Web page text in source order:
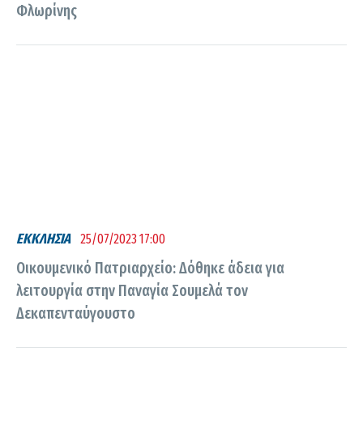
Φλωρίνης
ΕΚΚΛΗΣΙΑ 25/07/2023 17:00
Οικουμενικό Πατριαρχείο: Δόθηκε άδεια για
λειτουργία στην Παναγία Σουμελά τον
Δεκαπενταύγουστο